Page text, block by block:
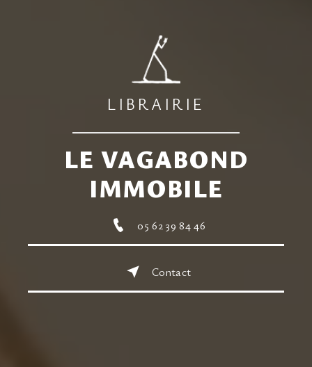
LIBRAIRIE
LE VAGABOND
IMMOBILE
05 62 39 84 46
Contact